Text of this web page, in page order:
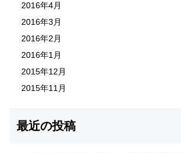
2016年4月
2016年3月
2016年2月
2016年1月
2015年12月
2015年11月
最近の投稿